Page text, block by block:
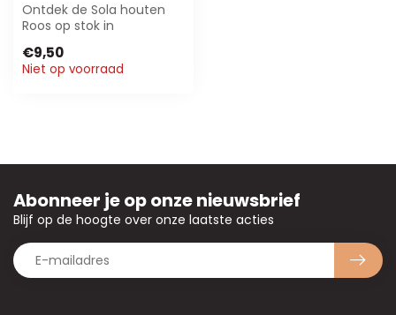
Ontdek de Sola houten
Roos op stok in
Perfect voor bloemis...
€9,50
Niet op voorraad
Abonneer je op onze nieuwsbrief
Blijf op de hoogte over onze laatste acties